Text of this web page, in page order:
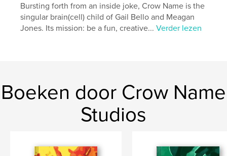
literary journal , literary fiction , poetry
Bursting forth from an inside joke, Crow Name is the
singular brain(cell) child of Gail Bello and Meagan
Jones. Its mission: be a fun, creative...Verder lezen
Boeken door Crow Name
Studios